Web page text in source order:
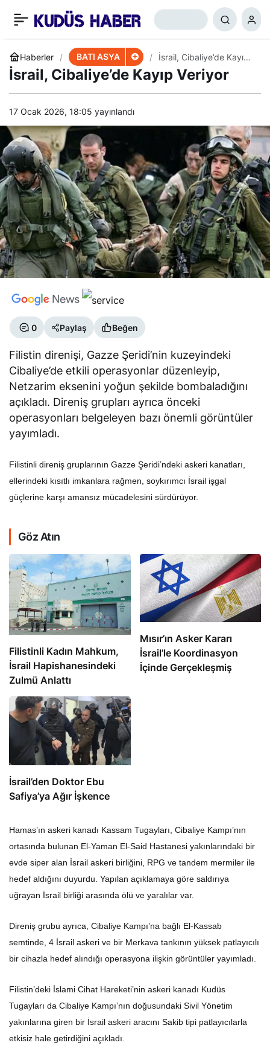
Haberler BATI ASYA
İsrail, Cibaliye’de Kayıp
Veriyor
İsrail, Cibaliye’de Kayıp Veriyor
17 Ocak 2026, 18:05 yayınlandı
0 Paylaş Beğen
Filistin direnişi, Gazze Şeridi’nin kuzeyindeki
Cibaliye’de etkili operasyonlar düzenleyip,
Netzarim eksenini yoğun şekilde bombaladığını
açıkladı. Direniş grupları ayrıca önceki
operasyonları belgeleyen bazı önemli görüntüler
yayımladı.
Filistinli direniş gruplarının Gazze Şeridi’ndeki askeri kanatları,
ellerindeki kısıtlı imkanlara rağmen, soykırımcı İsrail işgal
güçlerine karşı amansız mücadelesini sürdürüyor.
Göz Atın
Filistinli Kadın Mahkum,
İsrail Hapishanesindeki
Zulmü Anlattı
Mısır’ın Asker Kararı
İsrail’le Koordinasyon
İçinde Gerçekleşmiş
İsrail’den Doktor Ebu
Safiya’ya Ağır İşkence
Hamas’ın askeri kanadı Kassam Tugayları, Cibaliye Kampı’nın
ortasında bulunan El-Yaman El-Said Hastanesi yakınlarındaki bir
evde siper alan İsrail askeri birliğini, RPG ve tandem mermiler ile
hedef aldığını duyurdu. Yapılan açıklamaya göre saldırıya
uğrayan İsrail birliği arasında ölü ve yaralılar var.
Direniş grubu ayrıca, Cibaliye Kampı’na bağlı El-Kassab
semtinde, 4 İsrail askeri ve bir Merkava tankının yüksek patlayıcılı
bir cihazla hedef alındığı operasyona ilişkin görüntüler yayımladı.
Filistin’deki İslami Cihat Hareketi’nin askeri kanadı Kudüs
Tugayları da Cibaliye Kampı’nın doğusundaki Sivil Yönetim
yakınlarına giren bir İsrail askeri aracını Sakib tipi patlayıcılarla
etkisiz hale getirdiğini açıkladı.
Irak Direnişinden İsrail’e
İHA Saldırısı
+ 0 Paylaş